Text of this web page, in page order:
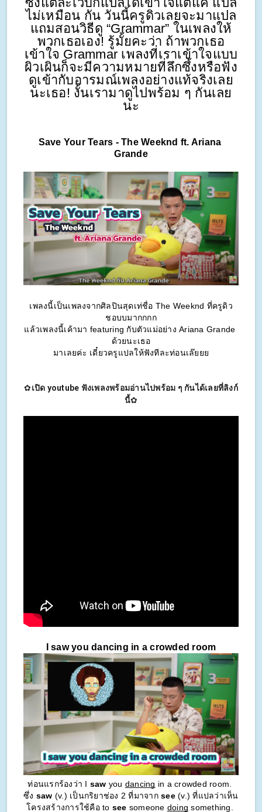
ไม่เหมือน กัน วันนี้ครูดิวเลยจะมาแปล
แถมสอนวิธีดู “Grammar” ในเพลงให้
พวกเธอเอง! รู้มั้ยคะว่า ถ้าพวกเธอ
เข้าใจ Grammar เพลงที่เราเข้าใจแบบ
ผิวเผินก็จะมีความหมายที่ลึกซึ้งหรือฟัง
ดูเข้ากับอารมณ์เพลงอย่างแท้จริงเลย
นะเธอ! งั้นเรามาดูไปพร้อม ๆ กันเลย
นะ
Save Your Tears - The Weeknd ft. Ariana
Grande
เพลงนี้เป็นเพลงจากศิลปินสุดเท่ชื่อ The Weeknd ที่ครูดิว
ชอบบมากกกก
แล้วเพลงนี้เค้ามา featuring กับตัวแม่อย่าง Ariana Grande
ด้วยนะเธอ
มาเลยค่ะ เดี๋ยวครูแปลให้ฟังทีละท่อนเล๊ยยย
✿เปิด youtube ฟังเพลงพร้อมอ่านไปพร้อม ๆ กันได้เลยที่ลิงก์
นี้✿
I saw you dancing in a crowded room
ท่อนแรกร้องว่า I saw you dancing in a crowded room.
ซึ่ง saw (v.) เป็นกริยาช่อง 2 ที่มาจาก see (v.) ที่แปลว่าเห็น
โครงสร้างการใช้คือ to see someone doing something.